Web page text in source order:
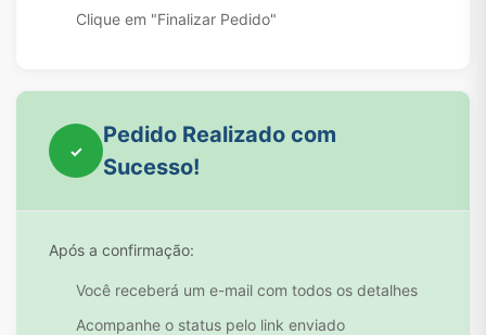
Clique em "Finalizar Pedido"
✓
Pedido Realizado com
Sucesso!
Após a confirmação:
Você receberá um e-mail com todos os detalhes
Acompanhe o status pelo link enviado